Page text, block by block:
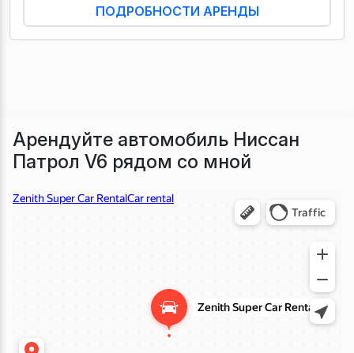
ПОДРОБНОСТИ АРЕНДЫ
Арендуйте автомобиль Ниссан
Патрол V6 рядом со мной